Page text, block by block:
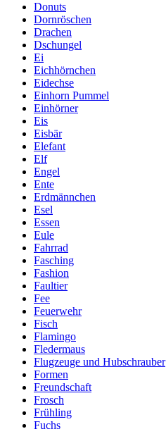
Donuts
Dornröschen
Drachen
Dschungel
Ei
Eichhörnchen
Eidechse
Einhorn Pummel
Einhörner
Eis
Eisbär
Elefant
Elf
Engel
Ente
Erdmännchen
Esel
Essen
Eule
Fahrrad
Fasching
Fashion
Faultier
Fee
Feuerwehr
Fisch
Flamingo
Fledermaus
Flugzeuge und Hubschrauber
Formen
Freundschaft
Frosch
Frühling
Fuchs